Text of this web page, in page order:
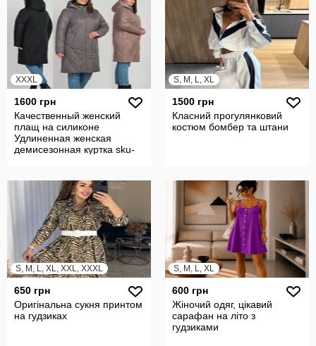
XXXL
1600 грн
Качественный женский
плащ на силиконе
Удлиненная женская
демисезонная куртка sku-
S, M, L, XL
1500 грн
Класний прогулянковий
костюм бомбер та штани
S, M, L, XL, XXL, XXXL
650 грн
Оригінальна сукня принтом
на гудзиках
S, M, L, XL
600 грн
Жіночий одяг, цікавий
сарафан на літо з
гудзиками